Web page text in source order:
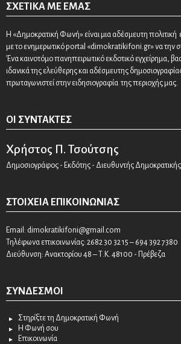
ΣΧΕΤΙΚΆ ΜΕ ΕΜΆΣ
Η «Δημοκρατική Φωνή» είναι μια αδέσμευτη πολιτική
με το ενημερωτικό portal «dimokratikifoni.gr» να την
Ένα καινοτόμο πανηπειρωτικό εκδοτικό εγχείρημα,
ιδανικά της ελεύθερης και αδέσμευτης
πρωταγωνιστεί στην ειδησιογραφία της περιοχής μας.
ΟΙ ΣΥΝΤΆΚΤΕΣ
Χρήστος Π. Τσούτσης
Δημοσιογράφος - Εκδότης - Διευθυντής
ΣΤΟΙΧΕΊΑ ΕΠΙΚΟΙΝΩΝΊΑΣ
Email: dimokratikifoni@gmail.com
Τηλέφωνα επικοινωνίας: 2682 30 32 15 – 694 392 7380
Διεύθυνση: Ανακτορίου 48 – Τ.Κ. 48100 - Πρέβεζα
ΣΎΝΔΕΣΜΟΙ
Στηρίξτε τη Δημοκρατική Φωνή
Η Φωνή σου
Επικοινωνία